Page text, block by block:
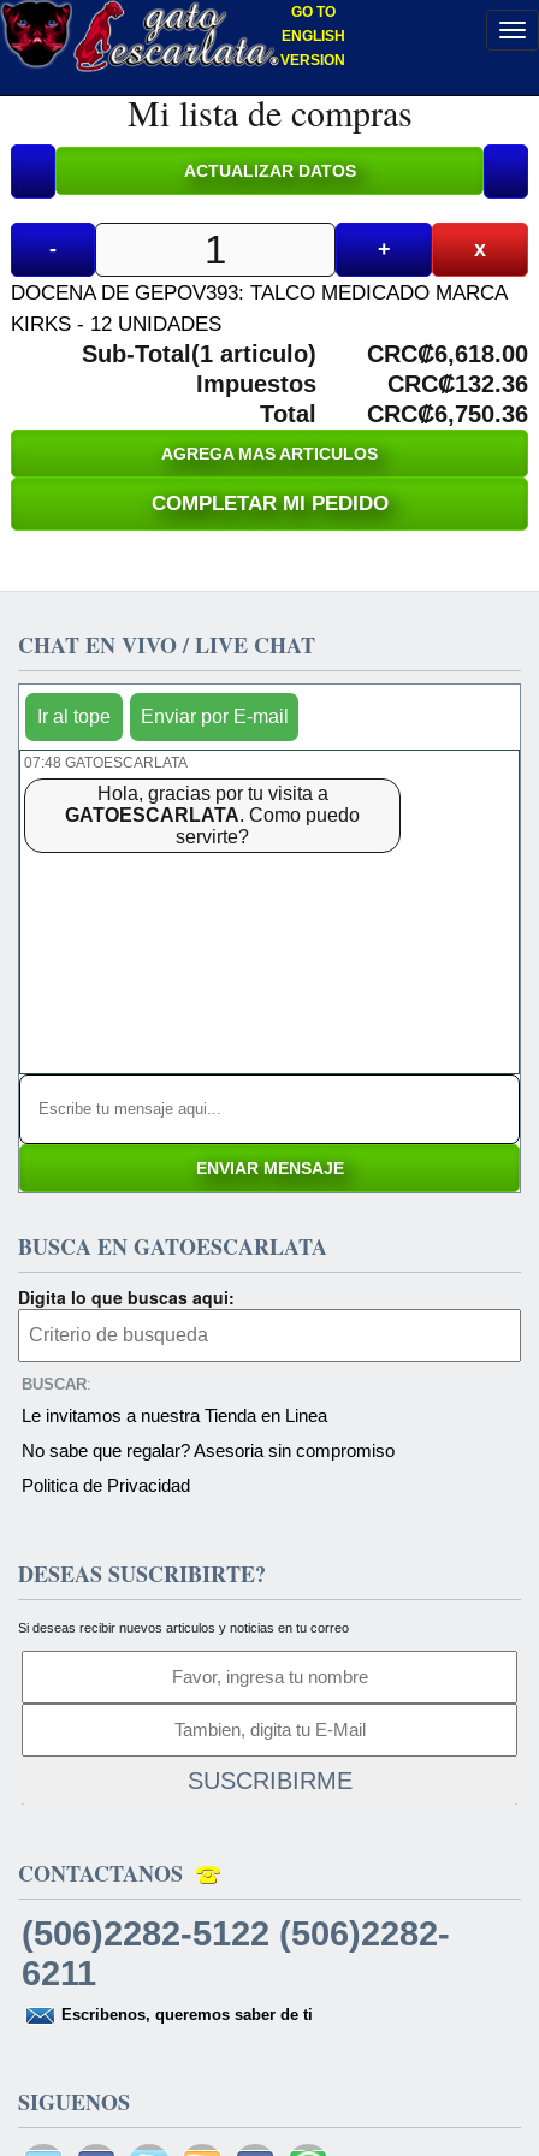
GO TO
ENGLISH
VERSION
Mi lista de compras
- + x
DOCENA DE GEPOV393: TALCO MEDICADO MARCA
KIRKS - 12 UNIDADES
Sub-Total(1 articulo)
CRC₡6,618.00
Impuestos
CRC₡132.36
Total
CRC₡6,750.36
AGREGA MAS ARTICULOS
COMPLETAR MI PEDIDO
CHAT EN VIVO / LIVE CHAT
Ir al tope Enviar por E-mail
07:48 GATOESCARLATA
Hola, gracias por tu visita a
GATOESCARLATA. Como puedo
servirte?
BUSCA EN GATOESCARLATA
Digita lo que buscas aqui:
BUSCAR:
Le invitamos a nuestra Tienda en Linea
No sabe que regalar? Asesoria sin compromiso
Politica de Privacidad
DESEAS SUSCRIBIRTE?
Si deseas recibir nuevos articulos y noticias en tu correo
SUSCRIBIRME
CONTACTANOS
(506)2282-5122 (506)2282-
6211
Escribenos, queremos saber de ti
SIGUENOS